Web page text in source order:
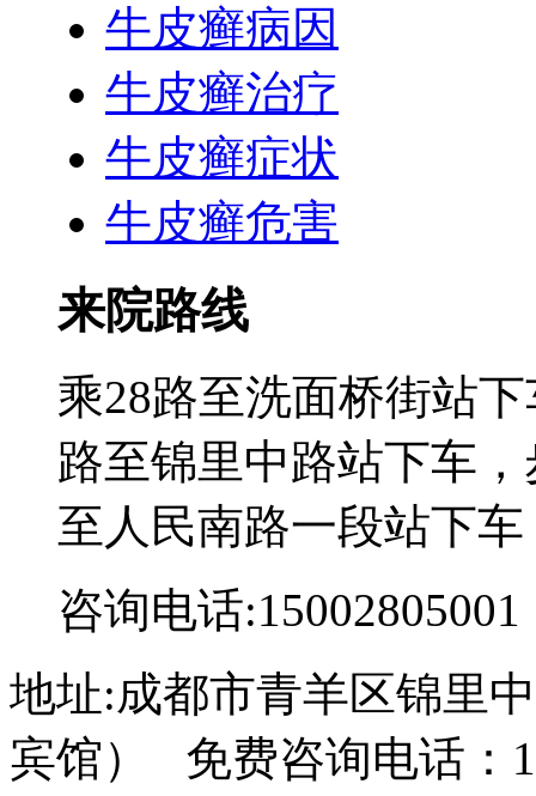
牛皮癣病因
牛皮癣治疗
牛皮癣症状
牛皮癣危害
来院路线
乘28路至洗面桥街站
路至锦里中路站下车
至人民南路一段站下
咨询电话:15002805001
地址:成都市青羊区锦里
宾馆） 免费咨询电话：